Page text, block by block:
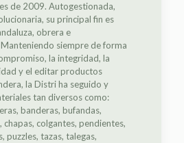
de 2009. Autogestionada,
su principal fin es
obrera e
siempre de forma
la integridad, la
y el editar productos
la Distri ha seguido y
tan diversos como:
banderas, bufandas,
chapas, colgantes, pendientes,
puzzles, tazas, talegas,